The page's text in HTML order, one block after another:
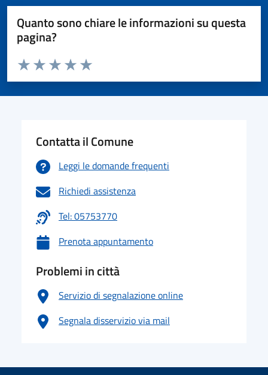
Quanto sono chiare le informazioni su questa
pagina?
Valuta da 1 a 5 stelle la pagina
Valuta 5 stelle su 5
Valuta 4 stelle su 5
Valuta 3 stelle su 5
Valuta 2 stelle su 5
Valuta 1 stelle su 5
Contatta il Comune
Leggi le domande frequenti
Richiedi assistenza
Tel: 05753770
Prenota appuntamento
Problemi in città
Servizio di segnalazione online
Segnala disservizio via mail